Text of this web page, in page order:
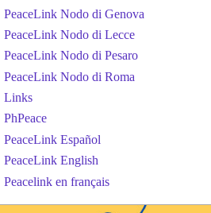
PeaceLink Nodo di Genova
PeaceLink Nodo di Lecce
PeaceLink Nodo di Pesaro
PeaceLink Nodo di Roma
Links
PhPeace
PeaceLink Español
PeaceLink English
Peacelink en français